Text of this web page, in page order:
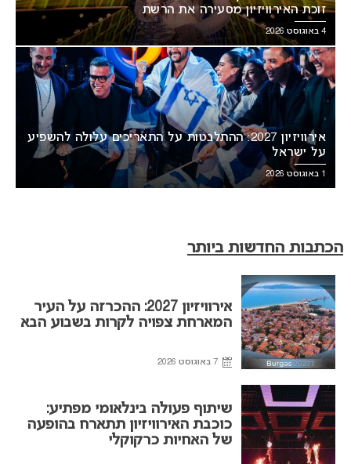
זוכת האירוויזיון מסעירה את הרשת
4 באוגוסט 2026
אירוויזיון 2027: ההתלבטות על התאריכים עלולה להשפיע
על ישראל
1 באוגוסט 2026
הכתבות החדשות ביותר
אירוויזיון 2027: ההכרזה על העיר
המארחת צפויה לקרות בשבוע הבא
7 באוגוסט 2026
שיתוף פעולה בינלאומי מפתיע:
כוכבת האירוויזיון תתארח בהופעה
של האחיות כרקוקלי